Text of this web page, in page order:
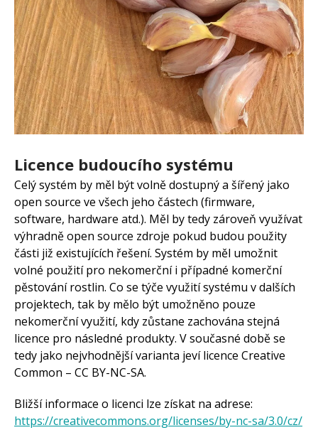
Licence budoucího systému
Celý systém by měl být volně dostupný a šířený jako
open source ve všech jeho částech (firmware,
software, hardware atd.). Měl by tedy zároveň využívat
výhradně open source zdroje pokud budou použity
části již existujících řešení. Systém by měl umožnit
volné použití pro nekomerční i případné komerční
pěstování rostlin. Co se týče využití systému v dalších
projektech, tak by mělo být umožněno pouze
nekomerční využití, kdy zůstane zachována stejná
licence pro následné produkty. V současné době se
tedy jako nejvhodnější varianta jeví licence Creative
Common – CC BY-NC-SA.
Bližší informace o licenci lze získat na adrese:
https://creativecommons.org/licenses/by-nc-sa/3.0/cz/